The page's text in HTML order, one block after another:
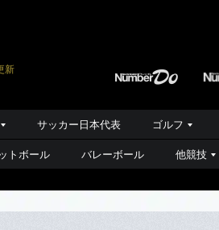
新
サッカー日本代表 ゴルフ
トボール バレーボール 他競技